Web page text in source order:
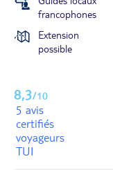
francophones
Extension
possible
8,3/10
5 avis
certifiés
voyageurs
TUI